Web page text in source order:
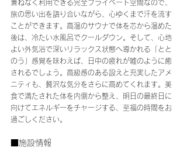
兼ねなく利用できる完全プライベート空間なので、
旅の思い出を語り合いながら、心ゆくまで汗を流す
ことができます。高温のサウナで体を芯から温めた
後は、冷たい水風呂でクールダウン。そして、心地
よい外気浴で深いリラックス状態へ導かれる「とと
のう」感覚を味わえば、日中の疲れが嘘のように癒
されるでしょう。高級感のある設えと充実したアメ
ニティも、贅沢な気分をさらに高めてくれます。美
食で満たされた体を内側から整え、明日の最終日に
向けてエネルギーをチャージする、至福の時間をお
過ごしください。
■施設情報